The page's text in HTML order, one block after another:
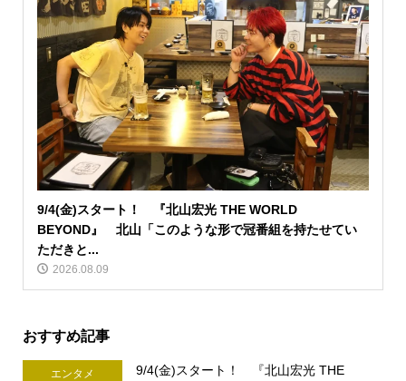
9/4(金)スタート！ 『北山宏光 THE WORLD
BEYOND』 北山「このような形で冠番組を持たせてい
ただきと...
2026.08.09
おすすめ記事
エンタメ
9/4(金)スタート！ 『北山宏光 THE